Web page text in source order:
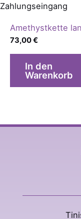
Zahlungseingang
Amethystkette
73,00€
In den
Warenkorb